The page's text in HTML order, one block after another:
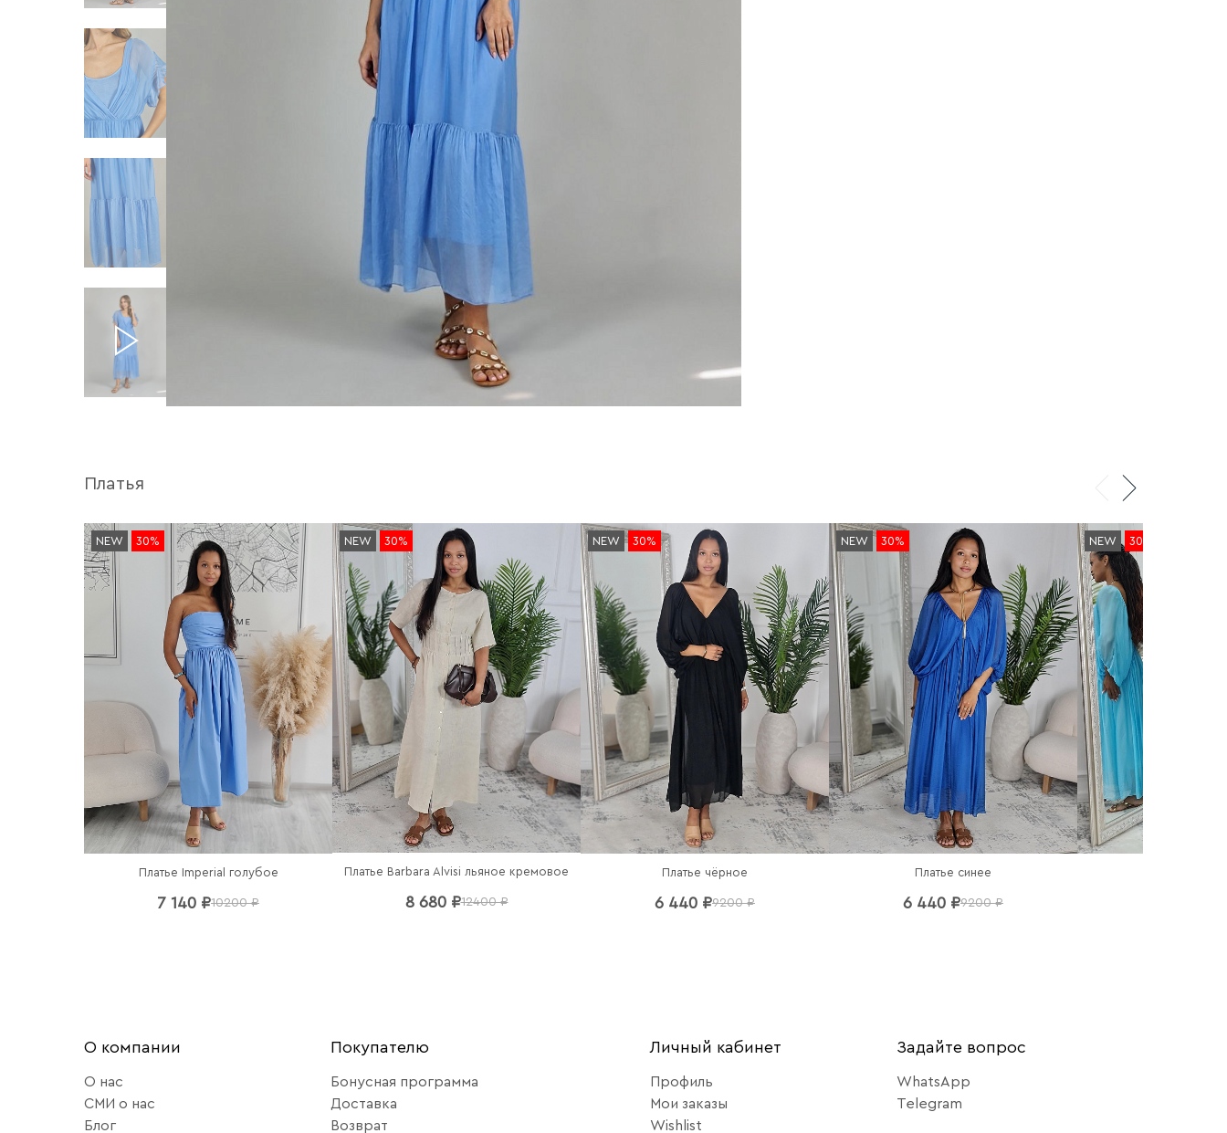
Платья
NEW 30%
Платье Imperial голубое
7 140 ₽10200 ₽
NEW 30%
Платье Barbara Alvisi льяное кремовое
8 680 ₽12400 ₽
NEW 30%
Платье чёрное
6 440 ₽9200 ₽
NEW 30%
Платье синее
6 440 ₽9200 ₽
NEW 30%
О компании
О нас
СМИ о нас
Блог
Покупателю
Бонусная программа
Доставка
Возврат
Личный кабинет
Профиль
Мои заказы
Wishlist
Задайте вопрос
WhatsApp
Telegram